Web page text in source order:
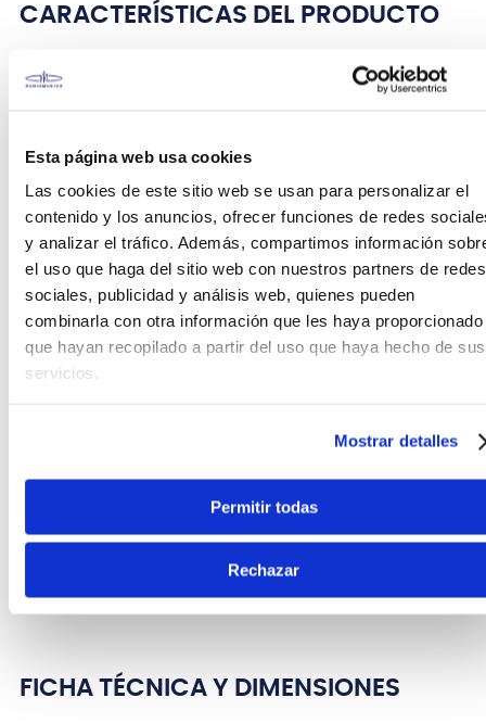
Esta página web usa cookies
Las cookies de este sitio web se usan para personalizar el
contenido y los anuncios, ofrecer funciones de redes
y analizar el tráfico. Además, compartimos información
el uso que haga del sitio web con nuestros partners de redes
sociales, publicidad y análisis web, quienes pueden
combinarla con otra información que les haya proporcionado
que hayan recopilado a partir del uso que haya hecho de sus
servicios.
Mostrar detalles
Permitir todas
Rechazar
CARACTERÍSTICAS DEL PRODUCTO
Parche Evans TT16G2 de 16 pulgadas
populares del mercado, con dos capas de película
respuesta abierta y graves innegablemente
gruesos. Este parche transparente incorpora la
tecnologíaEVANSLevel 360 para facilitar la
afinación, un rango de tono extendido y una
calidad de sonido óptima.
Fabricado con dos capas de película de 7 mil.
Dos capas ofrecen consistencia y durabilidad
aplicaciones de género musical, una
El diseño exclusivo del collar con tecnología
Level 360 garantiza un contacto
Todos los parchesEVANS
fabricados y fabricados en los EE. UU.
FICHA TÉCNICA Y DIMENSIONES